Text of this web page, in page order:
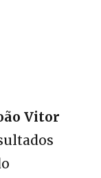
Vitor